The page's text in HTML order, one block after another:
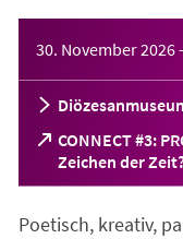
30. November 2026
CONNECT #3:
Zeichen der
(Öffnet
in
neuen
Poetisch, kreativ,